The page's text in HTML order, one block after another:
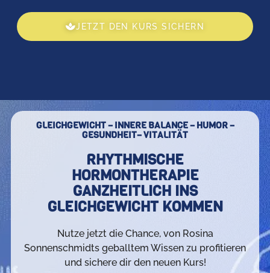
JETZT DEN KURS SICHERN
GLEICHGEWICHT – INNERE BALANCE – HUMOR –
GESUNDHEIT– VITALITÄT
RHYTHMISCHE
HORMONTHERAPIE
GANZHEITLICH INS
GLEICHGEWICHT KOMMEN
Nutze jetzt die Chance, von Rosina
Sonnenschmidts geballtem Wissen zu profitieren
und sichere dir den neuen Kurs!